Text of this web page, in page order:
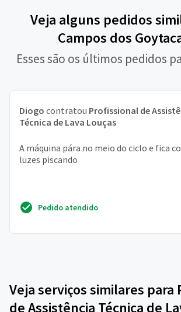
Veja alguns pedidos
Campos dos
Esses são os últimos pedidos
Diogo contratou Profissional de
Técnica de Lava Louças
A máquina pára no meio do ciclo e fica
luzes piscando
Pedido atendido
Veja serviços similares para
de Assistência Técnica de